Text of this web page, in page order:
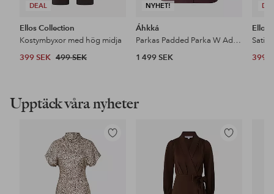
DEAL
Ellos Collection
Kostymbyxor med hög midja
399 SEK 499 SEK
NYHET!
Áhkká
Parkas Padded Parka W Adjustable Waist
1 499 SEK
Ellos
399
Upptäck våra nyheter
Lägg
Lägg